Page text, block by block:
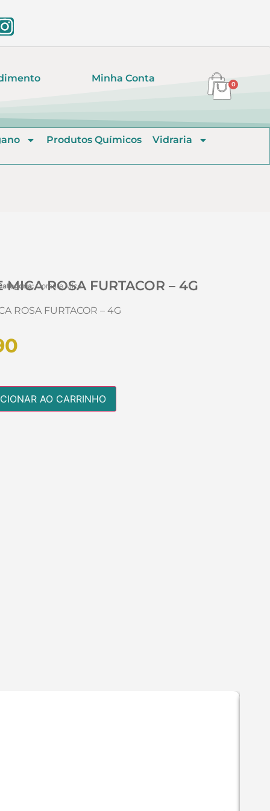
Minha Conta
0
Produtos Químicos Vidraria
MICA ROSA FURTACOR – 4G
Corante Mica
ROSA FURTACOR – 4G
AO CARRINHO